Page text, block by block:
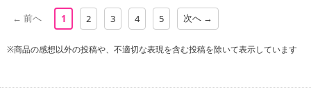
あらかじめご了承いただいた上でお申込みください。なお、本理由
によるお申込み後のキャンセル・返品交換は対応いたしかねます。
【お支払いについて】
※d払い、PayPay、au PAY、au PAY(auかんたん決済)、ソフトバン
← 前へ 1 2 3 4 5 次へ →
※商品の感想以外の投稿や、不適切な表現を含む投稿を除いて表示しています